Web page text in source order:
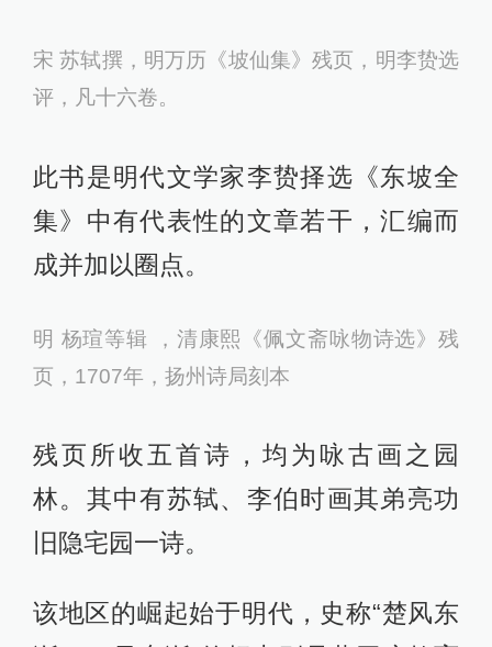
宋 苏轼撰，明万历《坡仙集》残页，明李贽选
评，凡十六卷。
此书是明代文学家李贽择选《东坡全
集》中有代表性的文章若干，汇编而
成并加以圈点。
明 杨瑄等辑 ，清康熙《佩文斋咏物诗选》残
页，1707年，扬州诗局刻本
残页所收五首诗，均为咏古画之园
林。其中有苏轼、李伯时画其弟亮功
旧隐宅园一诗。
该地区的崛起始于明代，史称“楚风东